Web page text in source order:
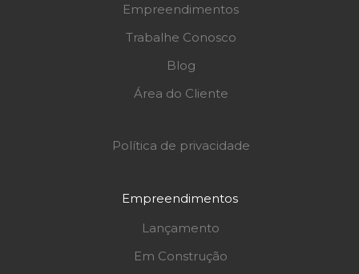
Empreendimentos
Trabalhe Conosco
Blog
Área do Cliente
Política de privacidade
Empreendimentos
Lançamento
Em Construção